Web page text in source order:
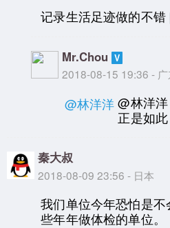
记录生活足迹做的不
Mr.Chou
2018-08-15 19:36 - 广
@林洋洋 @林洋
正是如此
秦大叔
2018-08-09 23:56 - 日本
我们单位今年恐怕是
些年年做体检的单位。